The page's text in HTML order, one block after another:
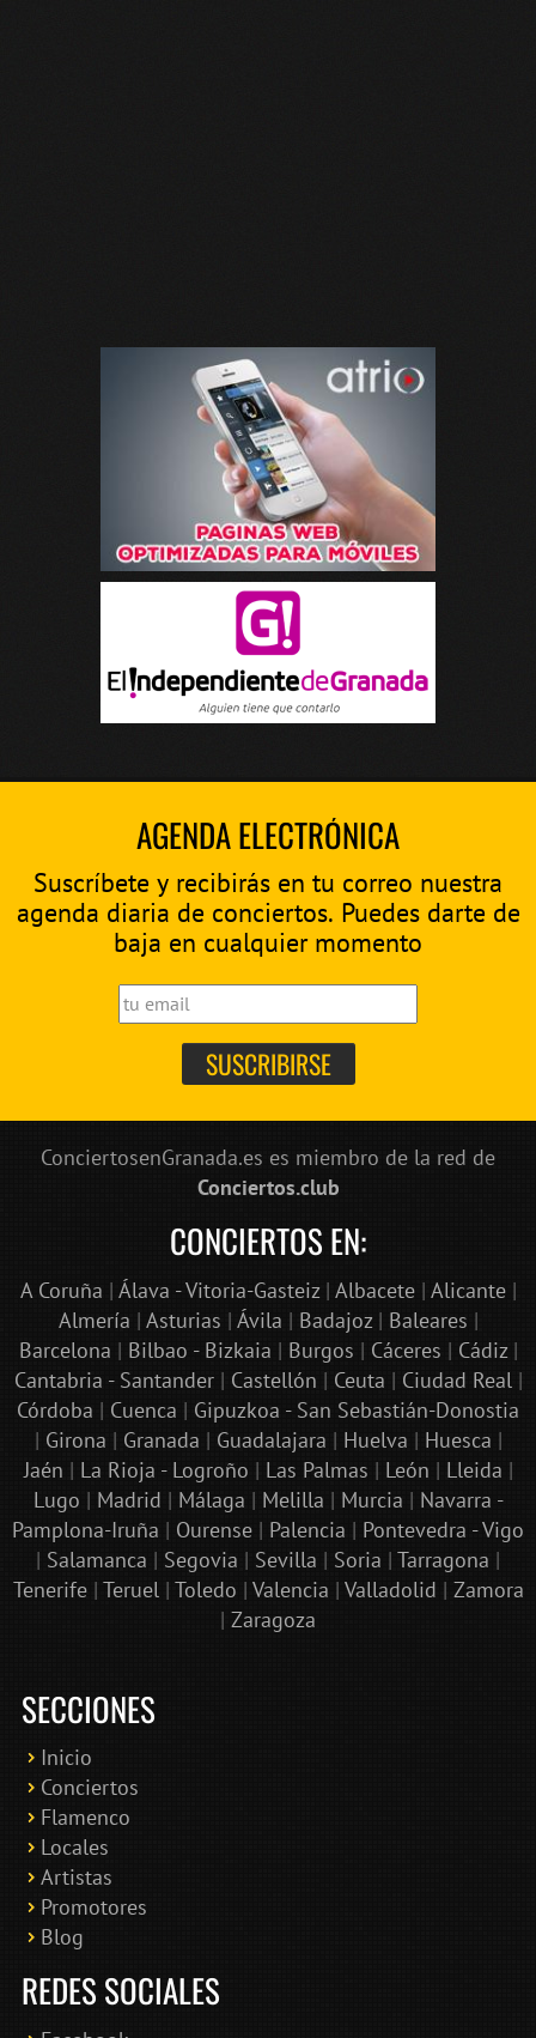
AGENDA ELECTRÓNICA
Suscríbete y recibirás en tu correo nuestra
agenda diaria de conciertos. Puedes darte de
baja en cualquier momento
ConciertosenGranada.es es miembro de la red de
Conciertos.club
CONCIERTOS EN:
A Coruña | Álava - Vitoria-Gasteiz| Albacete| Alicante|
Almería | Asturias | Ávila | Badajoz| Baleares |
Barcelona | Bilbao - Bizkaia | Burgos | Cáceres | Cádiz|
Cantabria - Santander| Castellón | Ceuta | Ciudad Real|
Córdoba | Cuenca | Gipuzkoa - San Sebastián-Donostia
| Girona | Granada | Guadalajara | Huelva | Huesca |
Jaén | La Rioja - Logroño | Las Palmas | León | Lleida |
Lugo | Madrid | Málaga | Melilla | Murcia | Navarra -
Pamplona-Iruña | Ourense | Palencia | Pontevedra - Vigo
| Salamanca | Segovia | Sevilla | Soria | Tarragona |
Tenerife| Teruel| Toledo | Valencia | Valladolid | Zamora
| Zaragoza
SECCIONES
Inicio
Conciertos
Flamenco
Locales
Artistas
Promotores
Blog
REDES SOCIALES